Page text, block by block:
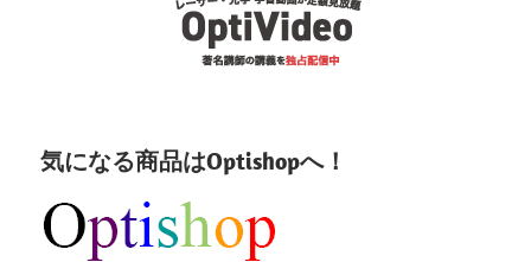
気になる商品はOptishopへ！